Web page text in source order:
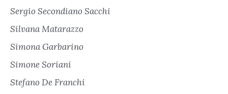
Sergio Secondiano Sacchi
Silvana Matarazzo
Simona Garbarino
Simone Soriani
Stefano De Franchi